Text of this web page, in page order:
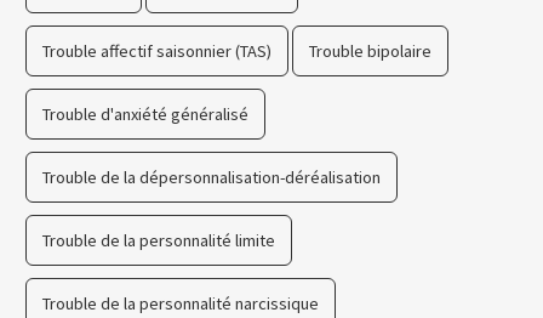
Trouble affectif saisonnier (TAS) Trouble bipolaire
Trouble d'anxiété généralisé
Trouble de la dépersonnalisation-déréalisation
Trouble de la personnalité limite
Trouble de la personnalité narcissique